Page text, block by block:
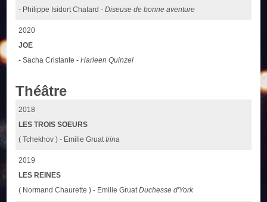
- Philippe Isidort Chatard -Diseuse de bonne aventure
2020
JOE
- Sacha Cristante -Harleen Quinzel
Théâtre
2018
LES TROIS SOEURS
( Tchekhov ) - Emilie GruatIrina
2019
LES REINES
( Normand Chaurette ) - Emilie GruatDuchesse d'York